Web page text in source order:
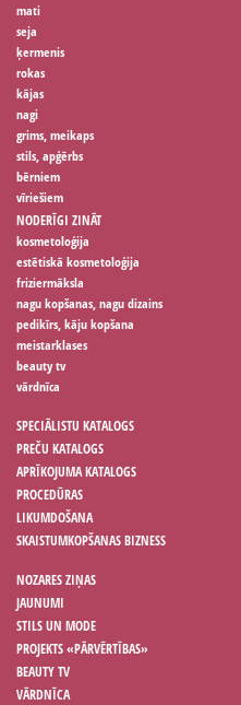
mati
seja
ķermenis
rokas
kājas
nagi
grims, meikaps
stils, apģērbs
bērniem
vīriešiem
NODERĪGI ZINĀT
kosmetoloģija
estētiskā kosmetoloģija
friziermāksla
nagu kopšanas, nagu dizains
pedikīrs, kāju kopšana
meistarklases
beauty tv
vārdnīca
SPECIĀLISTU KATALOGS
PREČU KATALOGS
APRĪKOJUMA KATALOGS
PROCEDŪRAS
LIKUMDOŠANA
SKAISTUMKOPŠANAS BIZNESS
NOZARES ZIŅAS
JAUNUMI
STILS UN MODE
PROJEKTS «PĀRVĒRTĪBAS»
BEAUTY TV
VĀRDNĪCA